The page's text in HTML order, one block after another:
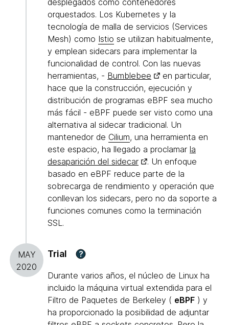
desplegados como contenedores
orquestados. Los Kubernetes y la
tecnología de malla de servicios (Services
Mesh) como Istio se utilizan habitualmente,
y emplean sidecars para implementar la
funcionalidad de control. Con las nuevas
herramientas, - Bumblebee
en particular,
hace que la construcción, ejecución y
distribución de programas eBPF sea mucho
más fácil - eBPF puede ser visto como una
alternativa al sidecar tradicional. Un
mantenedor de Cilium, una herramienta en
este espacio, ha llegado a proclamar la
desaparición del sidecar
. Un enfoque
basado en eBPF reduce parte de la
sobrecarga de rendimiento y operación que
conllevan los sidecars, pero no da soporte a
funciones comunes como la terminación
SSL.
MAY
2020
Trial ?
Durante varios años, el núcleo de Linux ha
incluido la máquina virtual extendida para el
Filtro de Paquetes de Berkeley ( eBPF ) y
ha proporcionado la posibilidad de adjuntar